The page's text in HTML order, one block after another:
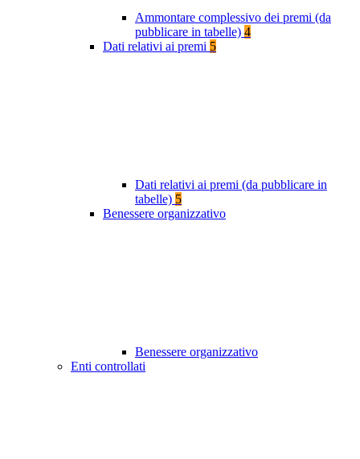
Ammontare complessivo dei premi (da
pubblicare in tabelle) 4
Dati relativi ai premi 5
Dati relativi ai premi (da pubblicare in
tabelle) 5
Benessere organizzativo
Benessere organizzativo
Enti controllati